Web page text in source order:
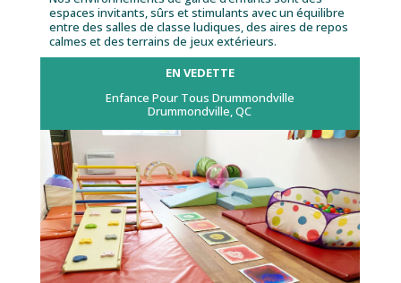
espaces invitants, sûrs et stimulants avec un équilibre
entre des salles de classe ludiques, des aires de repos
calmes et des terrains de jeux extérieurs.
EN VEDETTE
Enfance Pour Tous Drummondville
Drummondville, QC